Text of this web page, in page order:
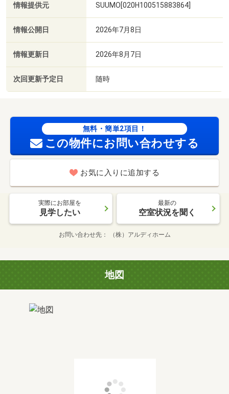
情報提供元 SUUMO[020H100515883864]
情報公開日 2026年7月8日
情報更新日 2026年8月7日
次回更新予定日 随時
無料・簡単2項目！
この物件にお問い合わせする
お気に入りに追加する
実際にお部屋を
見学したい
最新の
空室状況を聞く
お問い合わせ先 （株）アルディホーム
地図